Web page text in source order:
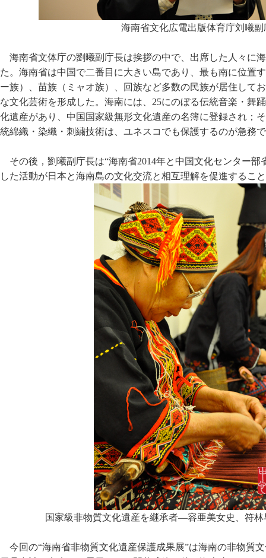
海南省文化広電出版体育庁刘曦副
海南省文体庁の劉曦副庁長は挨拶の中で、出席した人々に
た。海南省は中国で二番目に大きい島であり、最も南に位置
ー族）、苗族（ミャオ族）、回族など多数の民族が居住して
な文化芸術を形成した。海南には、25にのぼる伝統音楽・舞
化遺産があり、中国国家級無形文化遺産の名簿に登録され；
統綿織・染織・刺繍技術は、ユネスコでも保護するのが急務
その後，劉曦副庁長は“海南省2014年と中国文化センター
した活動が日本と海南島の文化交流と相互理解を促進するこ
国家級非物質文化遺産を継承者―容亜美女史、符
今回の“海南省非物質文化遺産保護成果展”は海南の非物質